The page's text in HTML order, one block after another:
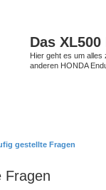
Das
Hier geht es um
anderen HONDA
gestellte Fragen
Fragen